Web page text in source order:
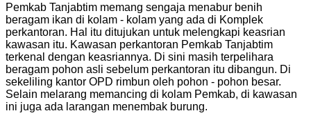
Pemkab Tanjabtim memang sengaja menabur benih
beragam ikan di kolam - kolam yang ada di Komplek
perkantoran. Hal itu ditujukan untuk melengkapi keasrian
kawasan itu. Kawasan perkantoran Pemkab Tanjabtim
terkenal dengan keasriannya. Di sini masih terpelihara
beragam pohon asli sebelum perkantoran itu dibangun. Di
sekeliling kantor OPD rimbun oleh pohon - pohon besar.
Selain melarang memancing di kolam Pemkab, di kawasan
ini juga ada larangan menembak burung.